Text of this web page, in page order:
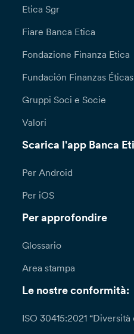
Etica Sgr
Fiare Banca Etica
Fondazione Finanza Etica
Fundación Finanzas Éticas
Gruppi Soci e Socie
Valori
Scarica l'app Banca
Per Android
Per iOS
Per approfondire
Glossario
Area stampa
Le nostre conformità:
ISO 30415:2021